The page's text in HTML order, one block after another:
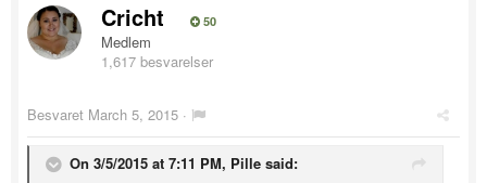
Cricht 50
Medlem
1,617 besvarelser
Besvaret March 5, 2015 ·
On 3/5/2015 at 7:11 PM, Pille said: